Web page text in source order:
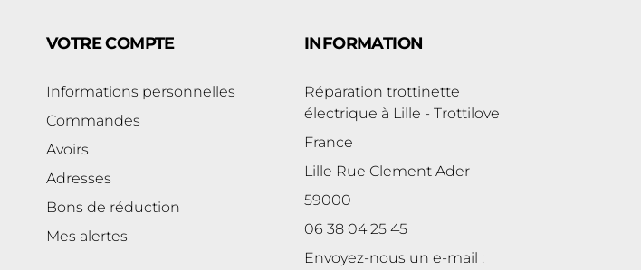
VOTRE COMPTE
Informations personnelles
Commandes
Avoirs
Adresses
Bons de réduction
Mes alertes
INFORMATION
Réparation trottinette
électrique à Lille - Trottilove
France
Lille Rue Clement Ader
59000
06 38 04 25 45
Envoyez-nous un e-mail :